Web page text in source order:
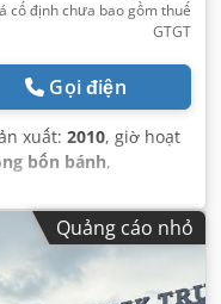
cố định chưa bao gồm thuế
GTGT
Gọi điện
xuất: 2010, giờ hoạt
bốn bánh,
Quảng cáo nhỏ